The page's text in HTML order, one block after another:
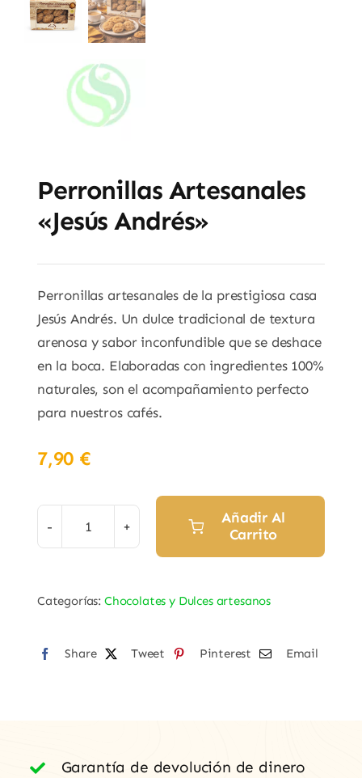
Perronillas Artesanales
«Jesús Andrés»
Perronillas artesanales de la prestigiosa casa
Jesús Andrés. Un dulce tradicional de textura
arenosa y sabor inconfundible que se deshace
en la boca. Elaboradas con ingredientes 100%
naturales, son el acompañamiento perfecto
para nuestros cafés.
7,90 €
Perronillas
Artesanales
Andrés"
Añadir Al
Carrito
Categorías: Chocolates y Dulces artesanos
Share Tweet Pinterest Email
Garantía de devolución de dinero